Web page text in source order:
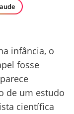
infância, o
fosse
de um estudo
científica